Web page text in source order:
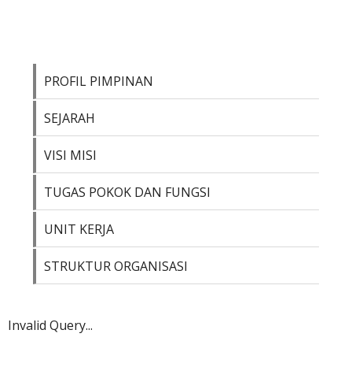
PROFIL PIMPINAN
SEJARAH
VISI MISI
TUGAS POKOK DAN FUNGSI
UNIT KERJA
STRUKTUR ORGANISASI
Invalid Query...